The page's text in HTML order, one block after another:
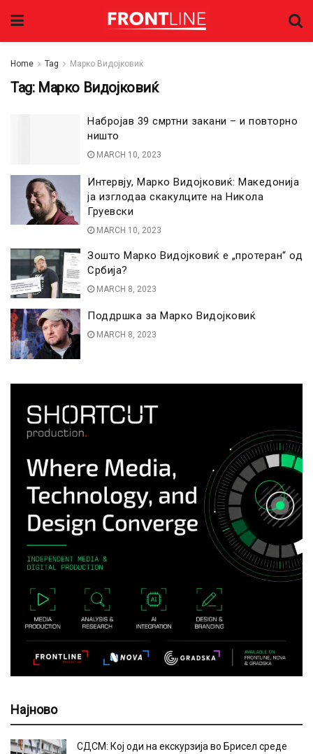
Home Tag Марко Видојковиќ
Tag: Марко Видојковиќ
Набројав 39 смртни закани – и повторно
ништо
MARCH 10, 2023
Интервју, Марко Видојковиќ: Македонија
ја изглодаа скакулците на Никола
Груевски
MARCH 10, 2023
Зошто Марко Видојковиќ е „протеран“ од
Србија?
MARCH 8, 2023
Поддршка за Марко Видојковиќ
MARCH 8, 2023
Најново
СДСМ: Кој оди на екскурзија во Брисел среде